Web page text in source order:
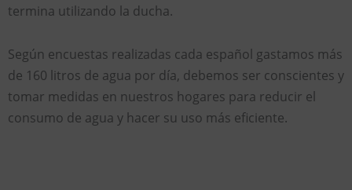
termina utilizando la ducha.
Según encuestas realizadas cada español gastamos más
de 160 litros de agua por día, debemos ser conscientes y
tomar medidas en nuestros hogares para reducir el
consumo de agua y hacer su uso más eficiente.